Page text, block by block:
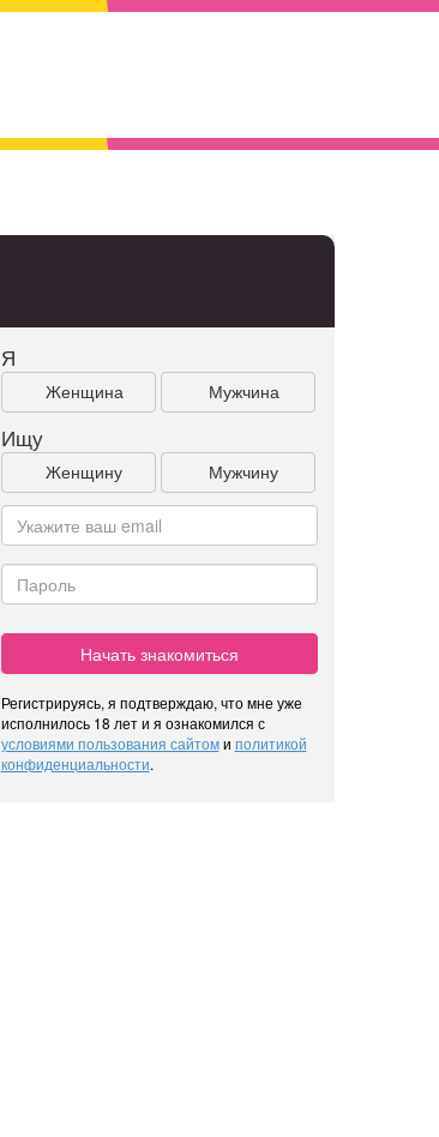
Я
Женщина Мужчина
Ищу
Женщину Мужчину
Начать знакомиться
Регистрируясь, я подтверждаю, что мне уже
исполнилось 18 лет и я ознакомился с
условиями пользования сайтоми политикой
конфиденциальности.